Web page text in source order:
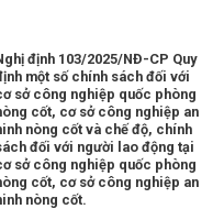
định 103/2025/NĐ-CP Quy
một số chính sách đối với
sở công nghiệp quốc phòng
cốt, cơ sở công nghiệp an
nòng cốt và chế độ, chính
đối với người lao động tại
sở công nghiệp quốc phòng
cốt, cơ sở công nghiệp an
nòng cốt.